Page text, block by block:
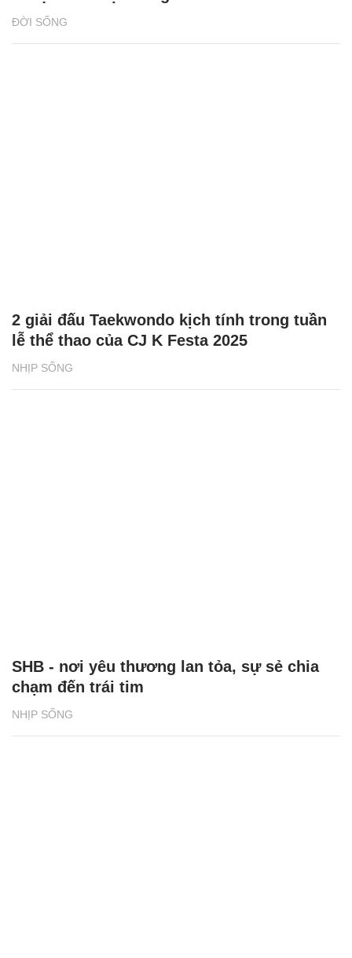
ĐỜI SỐNG
NHỊP SỐNG
2 giải đấu Taekwondo kịch tính trong tuần
lễ thể thao của CJ K Festa 2025
NHỊP SỐNG
SHB - nơi yêu thương lan tỏa, sự sẻ chia
chạm đến trái tim